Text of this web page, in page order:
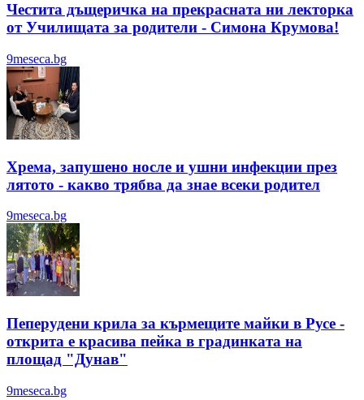
Честита дъщеричка на прекрасната ни лекторка
от Училищата за родители - Симона Крумова!
9meseca.bg
Хрема, запушено носле и ушни инфекции през
лятотo - какво трябва да знае всеки родител
9meseca.bg
Пеперудени крила за кърмещите майки в Русе -
открита е красива пейка в градинката на
площад "Дунав"
9meseca.bg